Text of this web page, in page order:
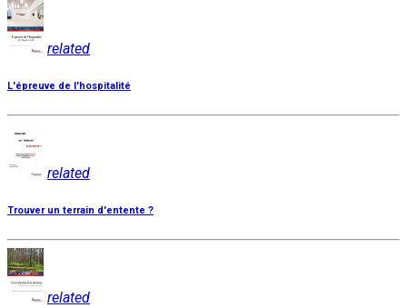
related
L'épreuve de l'hospitalité
related
Trouver un terrain d'entente ?
related